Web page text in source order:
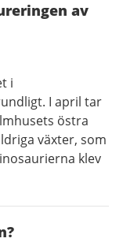
av
i
I april tar
östra
växter, som
klev